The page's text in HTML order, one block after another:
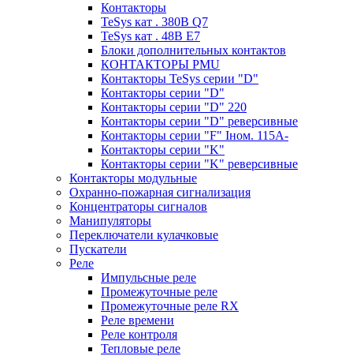
Контакторы
TeSys кат . 380В Q7
TeSys кат . 48В E7
Блоки дополнительных контактов
КОНТАКТОРЫ PMU
Контакторы TeSys серии "D"
Контакторы серии "D"
Контакторы серии "D" 220
Контакторы серии "D" реверсивные
Контакторы серии "F" Iном. 115А-
Контакторы серии "K"
Контакторы серии "K" реверсивные
Контакторы модульные
Охранно-пожарная сигнализация
Концентраторы сигналов
Манипуляторы
Переключатели кулачковые
Пускатели
Реле
Импульсные реле
Промежуточные реле
Промежуточные реле RX
Реле времени
Реле контроля
Тепловые реле